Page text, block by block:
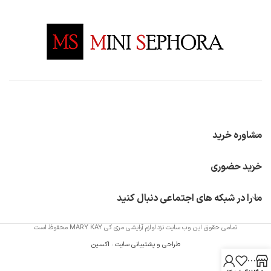
مشاوره خرید
خرید حضوری
ما را در شبکه های اجتماعی دنبال کنید
تمامی حقوق این وب سایت نزد لوازم آرایشی مری کی MARY KAY محفوظ است
طراحی و پشتیبانی سایت : اکسین